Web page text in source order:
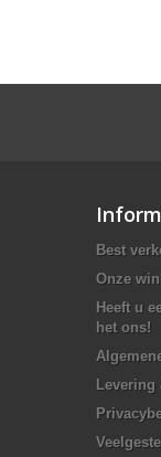
Best
Onze
Heeft u
het ons!
Levering